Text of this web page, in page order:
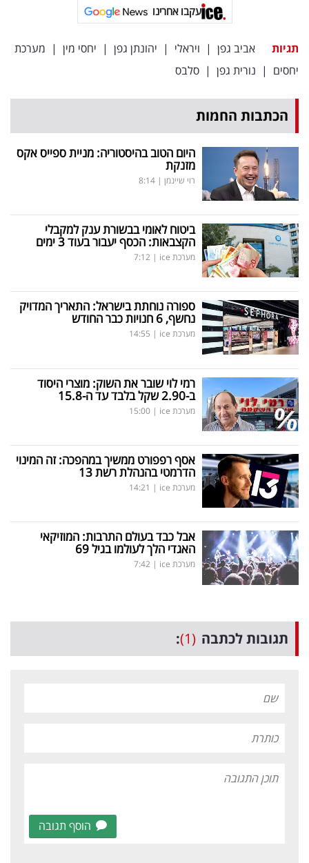
עקבו אחרינו
תגיות אביב גפן | ויראלי | יהונתן גפן | יחסי מין | מערכת
יחסים | נורית גפן | סלבס
הכתבות החמות
היום הטוב בהיסטוריה: מניית ספייס אקס
מזנקת
רוי שיינמן |
8:14
ביטוח לאומי בבשורת ענק למקבלי
הקצבאות: הכסף יעבור בעוד 3 ימים
מערכת ice |
7:12
ספורה נוחתת בישראל: התאריך המדויק
נחשף, 6 חנויות כבר החודש
מערכת ice |
14:55
רמי לוי שובר את השוק: מוצרי היסוד
ב-2.90 שקל בלבד עד ה-15.8
מערכת ice |
15:00
אסף רפפורט ממשיך במהפכה: זה המינוי
הדרמטי בהנהלת רשת 13
מערכת ice |
14:21
אבל כבד בעולם התרבות: המוזיקאי
האגדי הלך לעולמו בגיל 69
מערכת ice |
7:42
תגובות לכתבה (1)
:
הוסף תגובה